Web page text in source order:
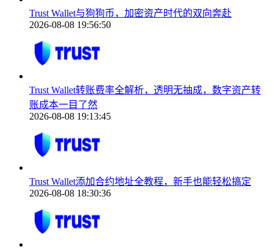
Trust Wallet与狗狗币，加密资产时代的双向奔赴
2026-08-08 19:56:50
Trust Wallet转账费率全解析，透明无抽成，数字资产转
账成本一目了然
2026-08-08 19:13:45
Trust Wallet添加合约地址全教程，新手也能轻松搞定
2026-08-08 18:30:36